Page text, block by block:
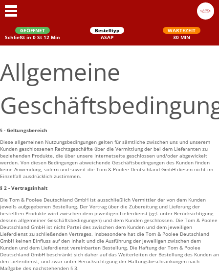
GEÖFFNET
Schließt in 0 St 12 Min
Bestelltyp
ASAP
WARTEZEIT
30 MIN
Allgemeine
§ - Geltungsbereich
Diese allgemeinen Nutzungsbedingungen gelten für sämtliche zwischen uns und unserem
Kunden geschlossenen Rechtsgeschäfte über die Vermittlung der bei dem Lieferanten zu
beziehenden Produkte, die über unsere Internetseite geschlossen und/oder abgewickelt
werden. Von diesen Bedingungen abweichende Geschäftsbedingungen des Kunden finden
keine Anwendung, sofern und soweit die Tom & Poolee Deutschland GmbH diesen nicht im
Einzelfall ausdrücklich zustimmen.
§ 2 - Vertragsinhalt
Die Tom & Poolee Deutschland GmbH ist ausschließlich Vermittler der von dem Kunden
jeweils aufgegebenen Bestellung. Der Vertrag über die Zubereitung und Lieferung der
bestellten Produkte wird zwischen dem jeweiligen Lieferdienst (ggf. unter Berücksichtigung
dessen allgemeiner Geschäftsbedingungen) und dem Kunden geschlossen. Die Tom & Poolee
Deutschland GmbH ist nicht Partei des zwischen dem Kunden und dem jeweiligen
Lieferdienst zu schließenden Vertrages. Insbesondere hat die Tom & Poolee Deutschland
GmbH keinen Einfluss auf den Inhalt und die Ausführung der jeweiligen zwischen dem
Kunden und dem Lieferdienst vereinbarten Bestellung. Die Haftung der Tom & Poolee
Deutschland GmbH beschränkt sich daher auf das Weiterleiten der Bestellung des Kunden an
den Lieferdienst, und zwar unter Berücksichtigung der Haftungsbeschränkungen nach
Maßgabe des nachstehenden § 3.
Schließen